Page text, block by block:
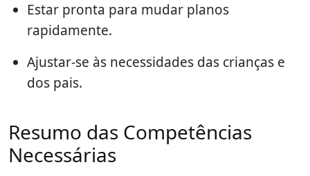
Estar pronta para mudar planos
rapidamente.
Ajustar-se às necessidades das crianças e
dos pais.
Resumo das Competências
Necessárias